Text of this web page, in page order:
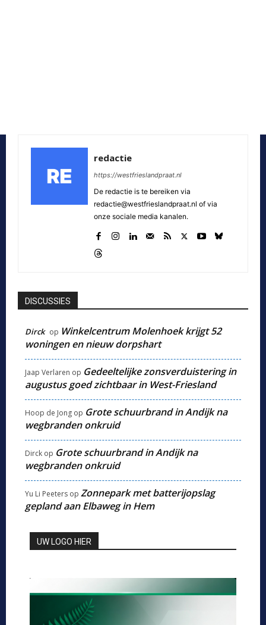
redactie
https://westfrieslandpraat.nl
De redactie is te bereiken via
redactie@westfrieslandpraat.nl of via
onze sociale media kanalen.
DISCUSSIES
Dirck op Winkelcentrum Molenhoek krijgt 52
woningen en nieuw dorpshart
Jaap Verlaren op Gedeeltelijke zonsverduistering in
augustus goed zichtbaar in West-Friesland
Hoop de Jong op Grote schuurbrand in Andijk na
wegbranden onkruid
Dirck op Grote schuurbrand in Andijk na
wegbranden onkruid
Yu Li Peeters op Zonnepark met batterijopslag
gepland aan Elbaweg in Hem
UW LOGO HIER